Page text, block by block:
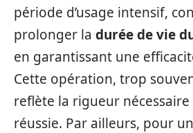
période d’usage intensif,
prolonger la durée de vie
en garantissant une
Cette opération, trop
reflète la rigueur
réussie. Par ailleurs, pour